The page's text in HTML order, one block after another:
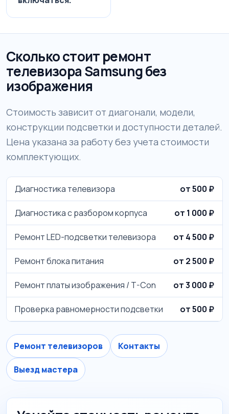
Сколько стоит ремонт
телевизора Samsung без
изображения
Стоимость зависит от диагонали, модели,
конструкции подсветки и доступности деталей.
Цена указана за работу без учета стоимости
комплектующих.
Диагностика телевизора от 500 ₽
Диагностика с разбором корпуса от 1 000 ₽
Ремонт LED-подсветки телевизора от 4 500 ₽
Ремонт блока питания от 2 500 ₽
Ремонт платы изображения / T-Con от 3 000 ₽
Проверка равномерности подсветки от 500 ₽
Ремонт телевизоров Контакты
Выезд мастера